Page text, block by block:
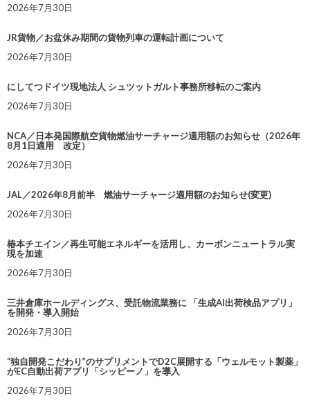
2026年7月30日
JR貨物／お盆休み期間の貨物列車の運転計画について
2026年7月30日
にしてつドイツ現地法人 シュツットガルト事務所移転のご案内
2026年7月30日
NCA／日本発国際航空貨物燃油サーチャージ適用額のお知らせ（2026年
8月1日適用 改定）
2026年7月30日
JAL／2026年8月前半 燃油サーチャージ適用額のお知らせ(変更)
2026年7月30日
椿本チエイン／再生可能エネルギーを活用し、カーボンニュートラル実
現を加速
2026年7月30日
三井倉庫ホールディングス、受託物流業務に 「生成AI出荷検品アプリ」
を開発・導入開始
2026年7月30日
“独自開発こだわり”のサプリメントでD2C展開する「ウェルモット製薬」
がEC自動出荷アプリ「シッピーノ」を導入
2026年7月30日